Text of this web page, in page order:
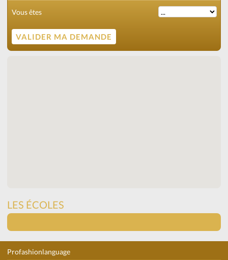
Vous êtes
LES ÉCOLES
Profashionlanguage